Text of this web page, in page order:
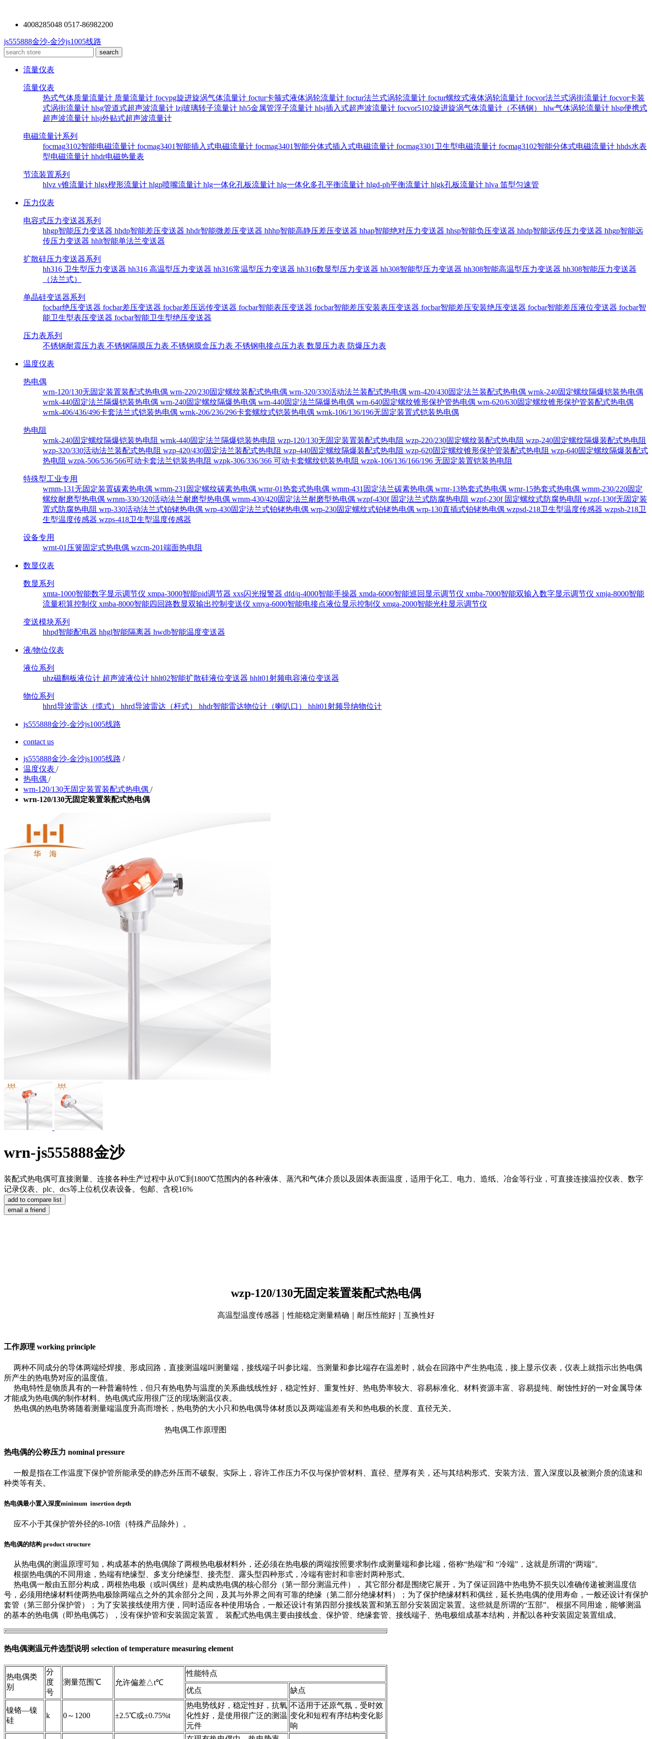
4008285048 0517-86982200
js555888金沙-金沙js1005线路
流量仪表
流量仪表
热式气体质量流量计 质量流量计 focvpg旋进旋涡气体流量计 foctur卡箍式液体涡轮流量计 foctur法兰式涡轮流量计 foctur螺纹式液体涡轮流量计 focvor法兰式涡街流量计 focvor卡装
式涡街流量计 hlsg管道式超声波流量计 lzj玻璃转子流量计 hh5金属管浮子流量计 hlsj插入式超声波流量计 focvor5102旋进旋涡气体流量计（不锈钢） hlw气体涡轮流量计 hlsp便携式
超声波流量计 hlsj外贴式超声波流量计
电磁流量计系列
focmag3102智能电磁流量计 focmag3401智能插入式电磁流量计 focmag3401智能分体式插入式电磁流量计 focmag3301卫生型电磁流量计 focmag3102智能分体式电磁流量计 hhds水表
型电磁流量计 hhdr电磁热量表
节流装置系列
hlvz v锥流量计 hlgx楔形流量计 hlgp喷嘴流量计 hlg一体化孔板流量计 hlg一体化多孔平衡流量计 hlgd-ph平衡流量计 hlgk孔板流量计 hlva 笛型匀速管
压力仪表
电容式压力变送器系列
hhgp智能压力变送器 hhdp智能差压变送器 hhdr智能微差压变送器 hhhp智能高静压差压变送器 hhap智能绝对压力变送器 hhsp智能负压变送器 hhdp智能远传压力变送器 hhgp智能远
传压力变送器 hhlt智能单法兰变送器
扩散硅压力变送器系列
hh316 卫生型压力变送器 hh316 高温型压力变送器 hh316常温型压力变送器 hh316数显型压力变送器 hh308智能型压力变送器 hh308智能高温型压力变送器 hh308智能压力变送器
（法兰式）
单晶硅变送器系列
focbar绝压变送器 focbar差压变送器 focbar差压远传变送器 focbar智能表压变送器 focbar智能差压安装表压变送器 focbar智能差压安装绝压变送器 focbar智能差压液位变送器 focbar智
能卫生型表压变送器 focbar智能卫生型绝压变送器
压力表系列
不锈钢耐震压力表 不锈钢隔膜压力表 不锈钢膜盒压力表 不锈钢电接点压力表 数显压力表 防爆压力表
温度仪表
热电偶
wrn-120/130无固定装置装配式热电偶 wrn-220/230固定螺纹装配式热电偶 wrn-320/330活动法兰装配式热电偶 wrn-420/430固定法兰装配式热电偶 wrnk-240固定螺纹隔爆铠装热电偶
wrnk-440固定法兰隔爆铠装热电偶 wrn-240固定螺纹隔爆热电偶 wrn-440固定法兰隔爆热电偶 wrn-640固定螺纹锥形保护管热电偶 wrn-620/630固定螺纹锥形保护管装配式热电偶
wrnk-406/436/496卡套法兰式铠装热电偶 wrnk-206/236/296卡套螺纹式铠装热电偶 wrnk-106/136/196无固定装置式铠装热电偶
热电阻
wrnk-240固定螺纹隔爆铠装热电阻 wrnk-440固定法兰隔爆铠装热电阻 wzp-120/130无固定装置装配式热电阻 wzp-220/230固定螺纹装配式热电阻 wzp-240固定螺纹隔爆装配式热电阻
wzp-320/330活动法兰装配式热电阻 wzp-420/430固定法兰装配式热电阻 wzp-440固定螺纹隔爆装配式热电阻 wzp-620固定螺纹锥形保护管装配式热电阻 wzp-640固定螺纹隔爆装配式
热电阻 wzpk-506/536/566可动卡套法兰铠装热电阻 wzpk-306/336/366 可动卡套螺纹铠装热电阻 wzpk-106/136/166/196 无固定装置铠装热电阻
特殊型工业专用
wrnm-131无固定装置碳素热电偶 wrnm-231固定螺纹碳素热电偶 wrnr-01热套式热电偶 wrnm-431固定法兰碳素热电偶 wrnr-13热套式热电偶 wrnr-15热套式热电偶 wrnm-230/220固定
螺纹耐磨型热电偶 wrnm-330/320活动法兰耐磨型热电偶 wrnm-430/420固定法兰耐磨型热电偶 wzpf-430f 固定法兰式防腐热电阻 wzpf-230f 固定螺纹式防腐热电阻 wzpf-130f无固定装
置式防腐热电阻 wrp-330活动法兰式铂铑热电偶 wrp-430固定法兰式铂铑热电偶 wrp-230固定螺纹式铂铑热电偶 wrp-130直插式铂铑热电偶 wzpsd-218卫生型温度传感器 wzpsb-218卫
生型温度传感器 wzps-418卫生型温度传感器
设备专用
wrnt-01压簧固定式热电偶 wzcm-201端面热电阻
数显仪表
数显系列
xmta-1000智能数字显示调节仪 xmpa-3000智能pid调节器 xxs闪光报警器 dfd/q-4000智能手操器 xmda-6000智能巡回显示调节仪 xmba-7000智能双输入数字显示调节仪 xmja-8000智能
流量积算控制仪 xmba-8000智能四回路数显双输出控制变送仪 xmya-6000智能电接点液位显示控制仪 xmga-2000智能光柱显示调节仪
变送模块系列
hhpd智能配电器 hhgl智能隔离器 hwdb智能温度变送器
液/物位仪表
液位系列
uhz磁翻板液位计 超声波液位计 hhlt02智能扩散硅液位变送器 hhlt01射频电容液位变送器
物位系列
hhrd导波雷达（缆式） hhrd导波雷达（杆式） hhdr智能雷达物位计（喇叭口） hhlt01射频导纳物位计
js555888金沙-金沙js1005线路
contact us
js555888金沙-金沙js1005线路 /
温度仪表 /
热电偶 /
wrn-120/130无固定装置装配式热电偶 /
wrn-120/130无固定装置装配式热电偶
wrn-js555888金沙
装配式热电偶可直接测量、连接各种生产过程中从0℃到1800℃范围内的各种液体、蒸汽和气体介质以及固体表面温度，适用于化工、电力、造纸、冶金等行业，可直接连接温控仪表、数字
记录仪表、plc、dcs等上位机仪表设备。包邮、含税16%
wzp-120/130无固定装置装配式热电偶
高温型温度传感器｜性能稳定测量精确｜耐压性能好｜互换性好
工作原理 working principle
两种不同成分的导体两端经焊接、形成回路，直接测温端叫测量端，接线端子叫参比端。当测量和参比端存在温差时，就会在回路中产生热电流，接上显示仪表，仪表上就指示出热电偶
所产生的热电势对应的温度值。
热电特性是物质具有的一种普遍特性，但只有热电势与温度的关系曲线线性好，稳定性好、重复性好、热电势率较大、容易标准化、材料资源丰富、容易提纯、耐蚀性好的一对金属导体
才能成为热电偶的制作材料。热电偶式应用很广泛的现场测温仪表。
热电偶的热电势将随着测量端温度升高而增长，热电势的大小只和热电偶导体材质以及两端温差有关和热电极的长度、直径无关。
热电偶工作原理图
热电偶的公称压力 nominal pressure
一般是指在工作温度下保护管所能承受的静态外压而不破裂。实际上，容许工作压力不仅与保护管材料、直径、壁厚有关，还与其结构形式、安装方法、置入深度以及被测介质的流速和
种类等有关。
热电偶最小置入深度minimum insertion depth
应不小于其保护管外径的8-10倍（特殊产品除外）。
热电偶的结构 product structure
从热电偶的测温原理可知，构成基本的热电偶除了两根热电极材料外，还必须在热电极的两端按照要求制作成测量端和参比端，俗称“热端”和 “冷端”，这就是所谓的“两端”。
根据热电偶的不同用途，热端有绝缘型、多支分绝缘型、接壳型、露头型四种形式，冷端有密封和非密封两种形式。
热电偶一般由五部分构成，两根热电极（或叫偶丝）是构成热电偶的核心部分（第一部分测温元件）， 其它部分都是围绕它展开，为了保证回路中热电势不损失以准确传递被测温度信
号，必须用绝缘材料使两热电极除两端点之外的其余部分之间，及其与外界之间有可靠的绝缘（第二部分绝缘材料）；为了保护绝缘材料和偶丝，延长热电偶的使用寿命，一般还设计有保护
套管（第三部分保护管）；为了安装接线使用方便，同时适应各种使用场合，一般还设计有第四部分接线装置和第五部分安装固定装置。这些就是所谓的“五部”。 根据不同用途，能够测温
的基本的热电偶（即热电偶芯），没有保护管和安装固定装置 。 装配式热电偶主要由接线盒、保护管、绝缘套管、接线端子、热电极组成基本结构，并配以各种安装固定装置组成。
热电偶测温元件选型说明 selection of temperature measuring element
热电偶类
别
分
度
号
测量范围℃ 允许偏差△t℃
性能特点
优点 缺点
镍铬—镍
硅
k 0～1200 ±2.5℃或±0.75%t
热电势线好，稳定性好，抗氧
化性好，是使用很广泛的测温
元件
不适用于还原气氛，受时效
变化和短程有序结构变化影
响